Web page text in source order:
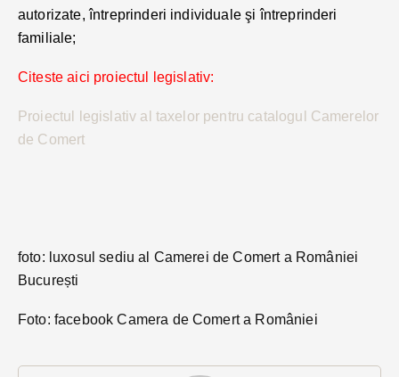
autorizate, întreprinderi individuale şi întreprinderi
familiale;
Citeste aici proiectul legislativ:
Proiectul legislativ al taxelor pentru catalogul Camerelor
de Comert
foto: luxosul sediu al Camerei de Comert a României
București
Foto: facebook Camera de Comert a României